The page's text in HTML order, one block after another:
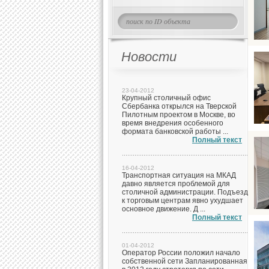
Новости
23-04-2012
Крупный столичный офис
Сбербанка открылся на Тверской
Пилотным проектом в Москве, во
время внедрения особенного
формата банковской работы ...
Полный текст
16-04-2012
Транспортная ситуация на МКАД
давно является проблемой для
столичной администрации. Подъезд
к торговым центрам явно ухудшает
основное движение. Д ...
Полный текст
01-04-2012
Оператор России положил начало
собственной сети Запланированная